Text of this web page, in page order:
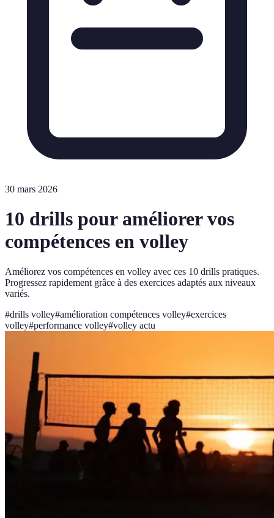
30 mars 2026
10 drills pour améliorer vos
compétences en volley
Améliorez vos compétences en volley avec ces 10 drills pratiques.
Progressez rapidement grâce à des exercices adaptés aux niveaux
variés.
#drills volley#amélioration compétences volley#exercices
volley#performance volley#volley actu